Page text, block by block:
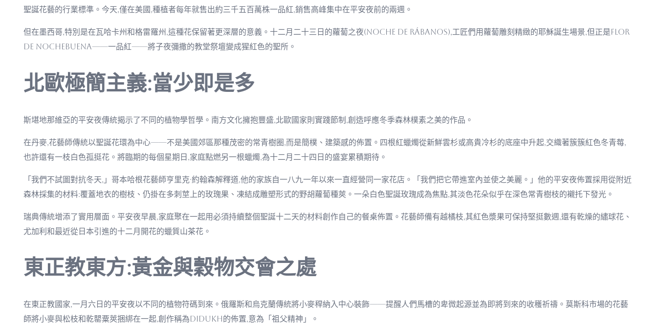
聖誕花藝的行業標準。今天,僅在美國,種植者每年就售出約三千五百萬株一品紅,銷售高峰集中在平安夜前的兩週。
但在墨西哥,特別是在瓦哈卡州和格雷羅州,這種花保留著更深層的意義。十二月二十三日的蘿蔔之夜(Noche de Rábanos),工匠們用蘿蔔雕刻精緻的耶穌誕生場景,但正是flor
de nochebuena——一品紅——將子夜彌撒的教堂祭壇變成猩紅色的聖所。
北歐極簡主義:當少即是多
斯堪地那維亞的平安夜傳統揭示了不同的植物學哲學。南方文化擁抱豐盛,北歐國家則實踐節制,創造呼應冬季森林樸素之美的作品。
在丹麥,花藝師傳統以聖誕花環為中心——不是美國郊區那種茂密的常青樹圈,而是簡樸、建築感的佈置。四根紅蠟燭從新鮮雲杉或高貴冷杉的底座中升起,交織著簇簇紅色冬青莓,
也許還有一枝白色孤挺花。將臨期的每個星期日,家庭點燃另一根蠟燭,為十二月二十四日的盛宴累積期待。
「我們不試圖對抗冬天,」哥本哈根花藝師亨里克·約翰森解釋道,他的家族自一八九一年以來一直經營同一家花店。「我們把它帶進室內並使之美麗。」他的平安夜佈置採用從附近
森林採集的材料:覆蓋地衣的樹枝、仍掛在多刺莖上的玫瑰果、凍結成雕塑形式的野胡蘿蔔種莢。一朵白色聖誕玫瑰成為焦點,其淡色花朵似乎在深色常青樹枝的襯托下發光。
瑞典傳統增添了實用層面。平安夜早晨,家庭聚在一起用必須持續整個聖誕十二天的材料創作自己的餐桌佈置。花藝師備有越橘枝,其紅色漿果可保持堅挺數週,還有乾燥的繡球花、
尤加利和最近從日本引進的十二月開花的蠟質山茶花。
東正教東方:黃金與穀物交會之處
在東正教國家,一月六日的平安夜以不同的植物符碼到來。俄羅斯和烏克蘭傳統將小麥稈納入中心裝飾——提醒人們馬槽的卑微起源並為即將到來的收穫祈禱。莫斯科市場的花藝
師將小麥與松枝和乾罌粟莢捆綁在一起,創作稱為didukh的佈置,意為「祖父精神」。